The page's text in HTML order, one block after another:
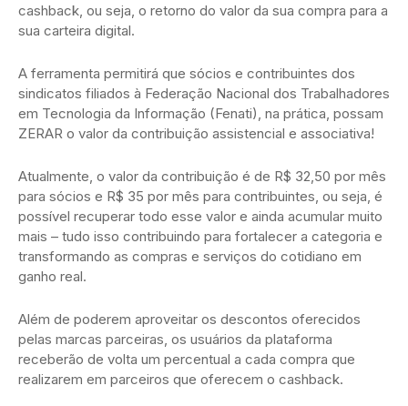
cashback, ou seja, o retorno do valor da sua compra para a
sua carteira digital.
A ferramenta permitirá que sócios e contribuintes dos
sindicatos filiados à Federação Nacional dos Trabalhadores
em Tecnologia da Informação (Fenati), na prática, possam
ZERAR o valor da contribuição assistencial e associativa!
Atualmente, o valor da contribuição é de R$ 32,50 por mês
para sócios e R$ 35 por mês para contribuintes, ou seja, é
possível recuperar todo esse valor e ainda acumular muito
mais – tudo isso contribuindo para fortalecer a categoria e
transformando as compras e serviços do cotidiano em
ganho real.
Além de poderem aproveitar os descontos oferecidos
pelas marcas parceiras, os usuários da plataforma
receberão de volta um percentual a cada compra que
realizarem em parceiros que oferecem o cashback.